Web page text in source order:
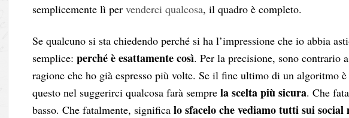
semplicemente lì pervenderci qualcosa, il quadro è completo.
Se qualcuno si sta chiedendo perché si ha l’impressione che io abbia
semplice:perché è esattamente così. Per la precisione, sono contrario
ragione che ho già espresso più volte. Se il fine ultimo di un algoritmo è
questo nel suggerirci qualcosa farà semprela scelta più sicura. Che
basso. Che fatalmente, significalo sfacelo che vediamo tutti sui social